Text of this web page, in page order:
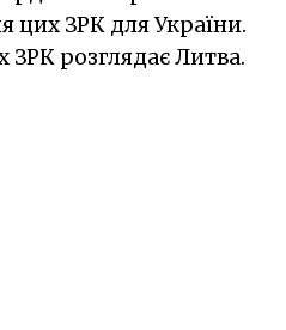
цих ЗРК для України.
розглядає Литва.